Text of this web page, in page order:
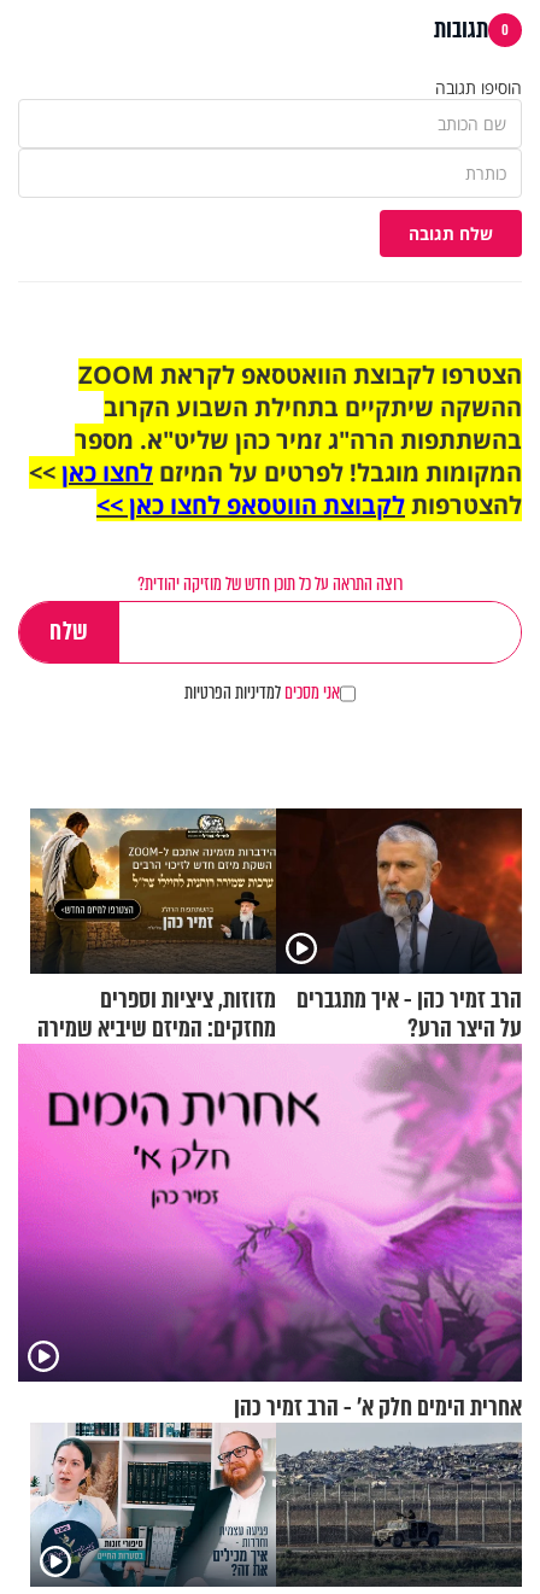
0 תגובות
הוסיפו תגובה
שלח תגובה
הצטרפו לקבוצת הוואטסאפ לקראת ZOOM
ההשקה שיתקיים בתחילת השבוע הקרוב
בהשתתפות הרה"ג זמיר כהן שליט"א. מספר
המקומות מוגבל! לפרטים על המיזם לחצו כאן>>
להצטרפותלקבוצת הווטסאפ לחצו כאן >>
רוצה התראה על כל תוכן חדש של מוזיקה יהודית?
אני מסכיםלמדיניות הפרטיות
הרב זמיר כהן - איך מתגברים
על היצר הרע?
מזוזות, ציציות וספרים
מחזקים: המיזם שיביא שמירה
אחרית הימים חלק א’ - הרב זמיר כהן